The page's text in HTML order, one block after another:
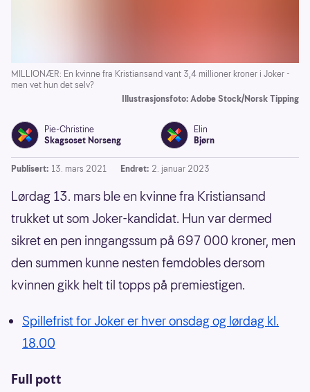
MILLIONÆR: En kvinne fra Kristiansand vant 3,4 millioner kroner i Joker -
men vet hun det selv?
Illustrasjonsfoto: Adobe Stock/Norsk Tipping
Pie-Christine
Skagsoset Norseng
Elin
Bjørn
Publisert: 13. mars 2021 Endret: 2. januar 2023
Lørdag 13. mars ble en kvinne fra Kristiansand
trukket ut som Joker-kandidat. Hun var dermed
sikret en pen inngangssum på 697 000 kroner, men
den summen kunne nesten femdobles dersom
kvinnen gikk helt til topps på premiestigen.
Spillefrist for Joker er hver onsdag og lørdag kl.
18.00
Full pott